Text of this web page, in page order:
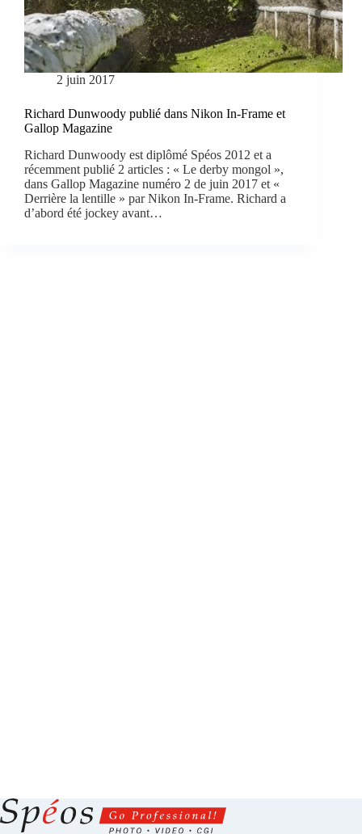
2 juin 2017
Richard Dunwoody publié dans Nikon In-Frame et
Gallop Magazine
Richard Dunwoody est diplômé Spéos 2012 et a
récemment publié 2 articles : « Le derby mongol »,
dans Gallop Magazine numéro 2 de juin 2017 et «
Derrière la lentille » par Nikon In-Frame. Richard a
d’abord été jockey avant…